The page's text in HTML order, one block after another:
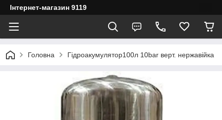
Інтернет-магазин 9119
Головна Гідроакумулятор100л 10bar верт. нержавійка